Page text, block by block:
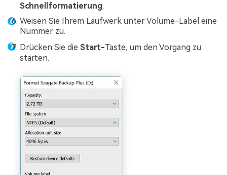
Schnellformatierung.
Weisen Sie Ihrem Laufwerk unter Volume-Label eine
Nummer zu.
Drücken Sie die Start-Taste, um den Vorgang zu
starten.